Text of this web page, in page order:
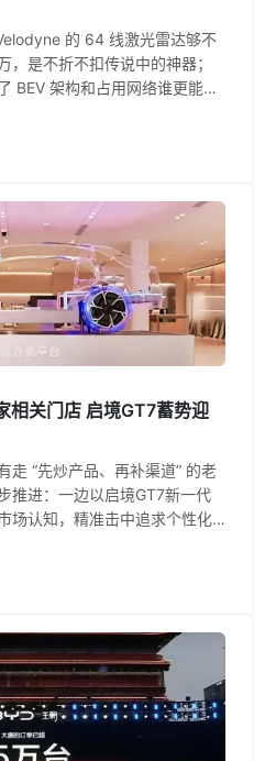
的 64 线激光雷达够不
是不折不扣传说中的神器；
BEV 架构和占用网络谁更能代
，新车扎堆上激光雷达，纯
到端大模型和强化学习后训
关门店 启境GT7蓄势迎
走 “先炒产品、再补渠道” 的老
推进：一边以启境GT7新一代
场认知，精准击中追求个性化
间、驾控与智能体验的多重期
、试到功能。作为广汽与华为
的供应链拼凑，也不是技术的
深厚的整车制造、研发品控与
质的底层根基；一边导入华为
产品领先的智能体验。